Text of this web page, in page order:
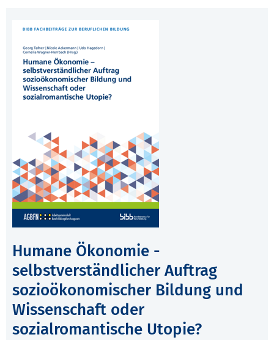
Humane Ökonomie -
selbstverständlicher Auftrag
sozioökonomischer Bildung und
Wissenschaft oder
sozialromantische Utopie?